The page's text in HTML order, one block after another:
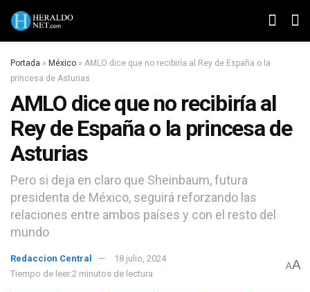
Portada » México » AMLO dice que no recibiría al Rey de España o la
princesa de Asturias
AMLO dice que no recibiría al
Rey de España o la princesa de
Asturias
Pero si deja en claro que Sheinbaum, futura
presidenta de México, seguirá reforzando las
relaciones entre ambos países y con el resto del
mundo
Redaccion Central
18 julio, 2024
Tiempo de leer:2 minutos de lectura
AA